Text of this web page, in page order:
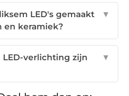
LED's gemaakt
en keramiek?
▼
LED-verlichting zijn
▼